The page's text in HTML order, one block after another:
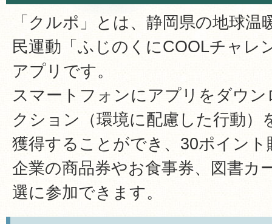
「クルポ」とは、静岡県の地球
民運動「ふじのくにCOOLチャレ
アプリです。
スマートフォンにアプリをダウ
クション（環境に配慮した行動）
獲得することができ、30ポイン
企業の商品券やお食事券、図書カ
選に参加できます。